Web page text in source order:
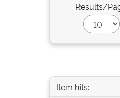
Results/
Item hits: